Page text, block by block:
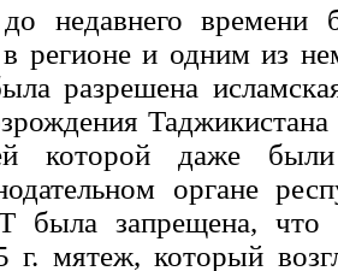
недавнего времени
в регионе и одним из
разрешена
которой даже
органе
запрещена, что
г. мятеж, который